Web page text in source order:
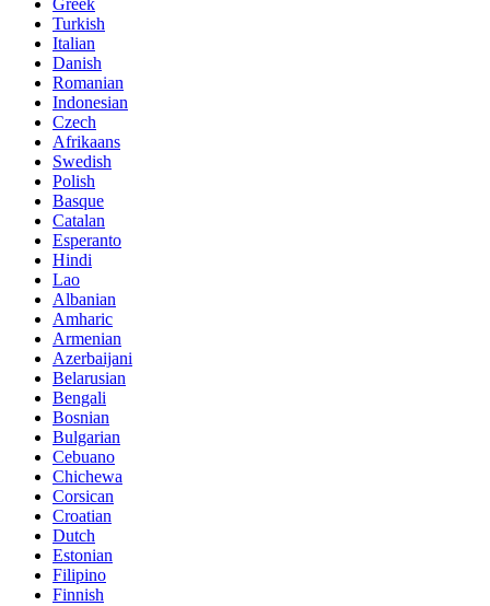
Turkish
Italian
Danish
Romanian
Indonesian
Czech
Afrikaans
Swedish
Polish
Basque
Catalan
Esperanto
Hindi
Lao
Albanian
Amharic
Armenian
Azerbaijani
Belarusian
Bengali
Bosnian
Bulgarian
Cebuano
Chichewa
Corsican
Croatian
Dutch
Estonian
Filipino
Finnish